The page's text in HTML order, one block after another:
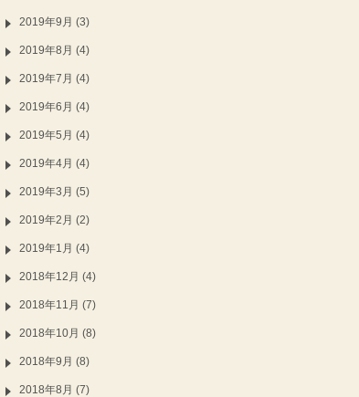
2019年9月 (3)
2019年8月 (4)
2019年7月 (4)
2019年6月 (4)
2019年5月 (4)
2019年4月 (4)
2019年3月 (5)
2019年2月 (2)
2019年1月 (4)
2018年12月 (4)
2018年11月 (7)
2018年10月 (8)
2018年9月 (8)
2018年8月 (7)